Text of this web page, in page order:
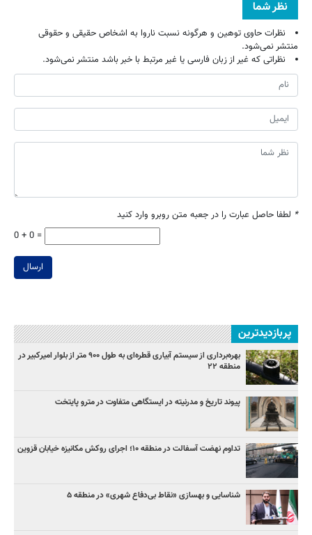
نظر شما
نظرات حاوی توهین و هرگونه نسبت ناروا به اشخاص حقیقی و حقوقی
منتشر نمی‌شود.
نظراتی که غیر از زبان فارسی یا غیر مرتبط با خبر باشد منتشر نمی‌شود.
* لطفا حاصل عبارت را در جعبه متن روبرو وارد کنید
0 + 0 =
ارسال
پربازدیدترین
بهره‌برداری از سیستم آبیاری قطره‌ای به طول ۹۰۰ متر از بلوار امیرکبیر در
منطقه ۲۲
پیوند تاریخ و مدرنیته در ایستگاهی متفاوت در مترو پایتخت
تداوم نهضت آسفالت در منطقه ۱۰؛ اجرای روکش مکانیزه خیابان قزوین
شناسایی و بهسازی «نقاط بی‌دفاع شهری» در منطقه ۵